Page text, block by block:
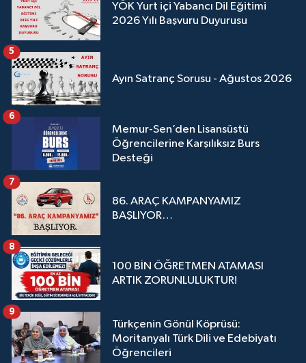
YÖK Yurt içi Yabancı Dil Eğitimi
2026 Yılı Başvuru Duyurusu
Ayın Satranç Sorusu - Ağustos 2026
5
Memur-Sen’den Lisansüstü
Öğrencilerine Karşılıksız Burs
Desteği
6
86. ARAÇ KAMPANYAMIZ
BAŞLIYOR…
7
100 BİN ÖĞRETMEN ATAMASI
ARTIK ZORUNLULUKTUR!
8
Türkçenin Gönül Köprüsü:
Moritanyalı Türk Dili ve Edebiyatı
Öğrencileri
9